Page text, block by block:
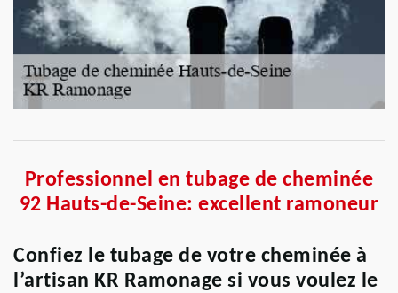
Professionnel en tubage de cheminée
92 Hauts-de-Seine: excellent ramoneur
Confiez le tubage de votre cheminée à
l’artisan KR Ramonage si vous voulez le